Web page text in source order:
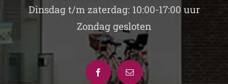
Dinsdag t/m zaterdag: 10:00-17:00 uur
Zondag gesloten